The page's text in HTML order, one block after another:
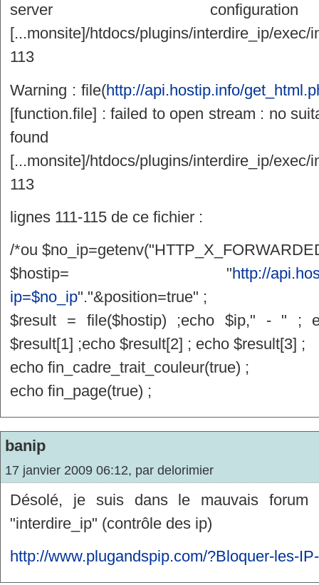
server
[...monsite]/htdocs/plugins/interdire_ip/exec/
113
Warning : file(http://api.hostip.info/
[function.file] : failed to open stream : no
[...monsite]/htdocs/plugins/interdire_ip/exec/
113
lignes 111-115 de ce fichier :
/*ou
$hostip= "http://
ip=$no_ip"."&position=true" ;
$result = file($hostip) ;echo $ip," - " ;
$result[1] ;echo $result[2] ; echo $result[3] ;
echo fin_cadre_trait_couleur(true) ;
echo fin_page(true) ;
banip
17 janvier 2009 06:12, par delorimier
Désolé, je suis dans le mauvais
"interdire_ip" (contrôle des ip)
http://www.plugandspip.com/?Bloquer-les-